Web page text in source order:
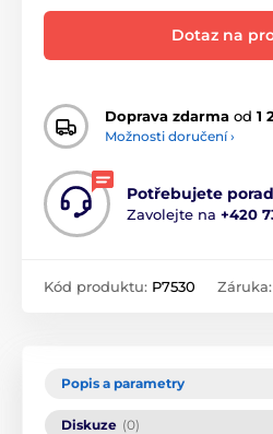
Dotaz na
Doprava zdarma od 1
Možnosti doručení ›
Potřebujete
Zavolejte na +420
Kód produktu: P7530 Záruka:
Popis a parametry
Diskuze (0)